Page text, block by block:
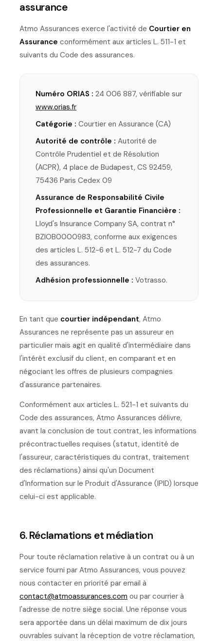
assurance
Atmo Assurances exerce l'activité de Courtier en
Assurance conformément aux articles L. 511-1 et
suivants du Code des assurances.
Numéro ORIAS : 24 006 887, vérifiable sur
www.orias.fr
Catégorie : Courtier en Assurance (CA)
Autorité de contrôle : Autorité de
Contrôle Prudentiel et de Résolution
(ACPR), 4 place de Budapest, CS 92459,
75436 Paris Cedex 09
Assurance de Responsabilité Civile
Professionnelle et Garantie Financière :
Lloyd's Insurance Company SA, contrat n°
BZIOB0000983, conforme aux exigences
des articles L. 512-6 et L. 512-7 du Code
des assurances.
Adhésion professionnelle : Votrasso.
En tant que courtier indépendant, Atmo
Assurances ne représente pas un assureur en
particulier mais agit en qualité d'intermédiaire dans
l'intérêt exclusif du client, en comparant et en
négociant les offres de plusieurs compagnies
d'assurance partenaires.
Conformément aux articles L. 521-1 et suivants du
Code des assurances, Atmo Assurances délivre,
avant la conclusion de tout contrat, les informations
précontractuelles requises (statut, identité de
l'assureur, caractéristiques du contrat, traitement
des réclamations) ainsi qu'un Document
d'Information sur le Produit d'Assurance (IPID) lorsque
celui-ci est applicable.
6. Réclamations et médiation
Pour toute réclamation relative à un contrat ou à un
service fourni par Atmo Assurances, vous pouvez
nous contacter en priorité par email à
contact@atmoassurances.com ou par courrier à
l'adresse de notre siège social. Une réponse vous
sera apportée dans un délai maximum de dix jours
ouvrables suivant la réception de votre réclamation,